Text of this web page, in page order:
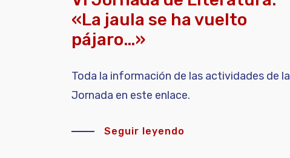
«La jaula se ha vuelto
pájaro…»
Toda la información de las actividades de la
Jornada en este enlace.
Seguir leyendo